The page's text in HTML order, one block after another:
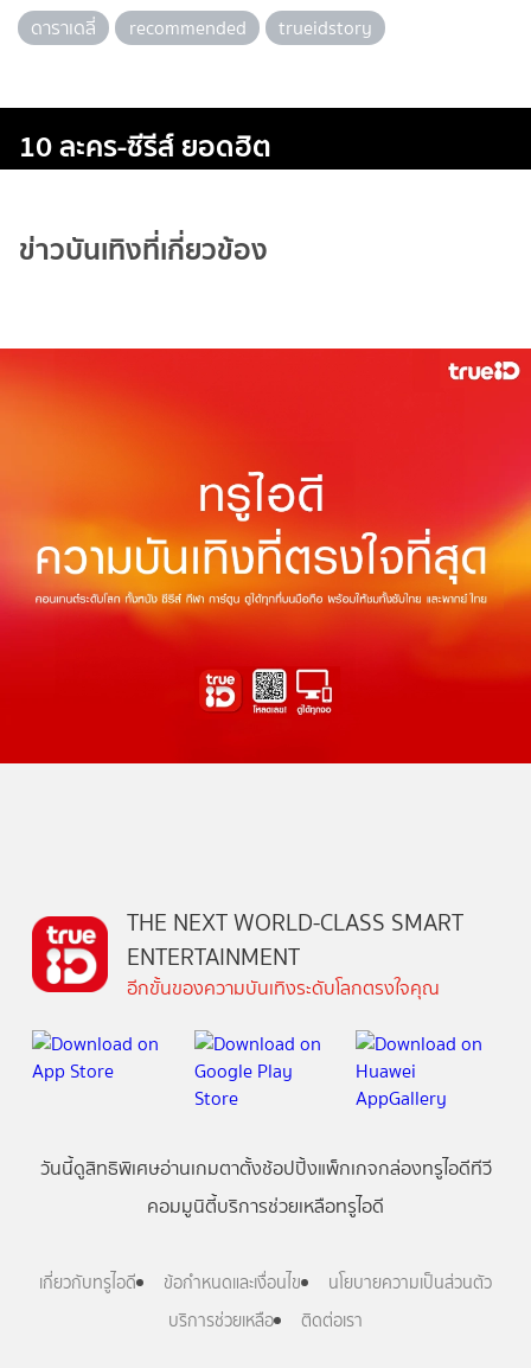
ดาราเดลี่
recommended trueidstory
10 ละคร-ซีรีส์ ยอดฮิต
ข่าวบันเทิงที่เกี่ยวข้อง
THE NEXT WORLD-CLASS SMART
ENTERTAINMENT
อีกขั้นของความบันเทิงระดับโลกตรงใจคุณ
วันนี้ดูสิทธิพิเศษอ่านเกมตาตั้งช้อปปิ้งแพ็กเกจกล่องทรูไอดีทีวี
คอมมูนิตี้บริการช่วยเหลือทรูไอดี
เกี่ยวกับทรูไอดี ข้อกำหนดและเงื่อนไข
นโยบายความเป็นส่วนตัว
บริการช่วยเหลือ
ติดต่อเรา